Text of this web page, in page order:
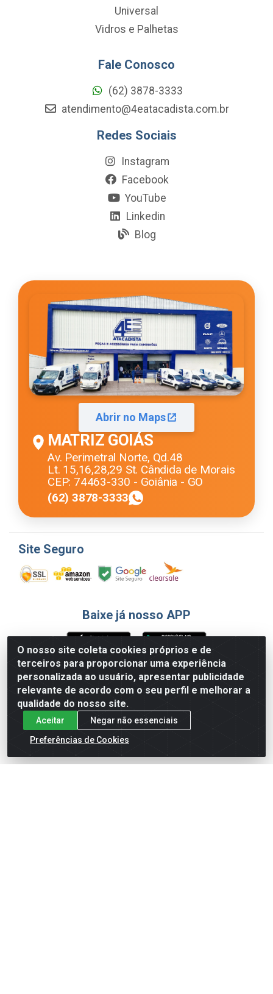
O nosso site coleta cookies próprios e de
terceiros para proporcionar uma experiência
personalizada ao usuário, apresentar publicidade
relevante de acordo com o seu perfil e melhorar a
qualidade do nosso site.
Aceitar
Negar não essenciais
Preferências de Cookies
Universal
Vidros e Palhetas
Fale Conosco
(62) 3878-3333
atendimento@4eatacadista.com.br
Redes Sociais
Instagram
Facebook
YouTube
Linkedin
Blog
Abrir no Maps
MATRIZ GOIÁS
Av. Perimetral Norte, Qd.48
Lt. 15,16,28,29 St. Cândida de Morais
CEP: 74463-330 - Goiânia - GO
(62) 3878-3333
Site Seguro
Baixe já nosso APP
Formas de Pagamento